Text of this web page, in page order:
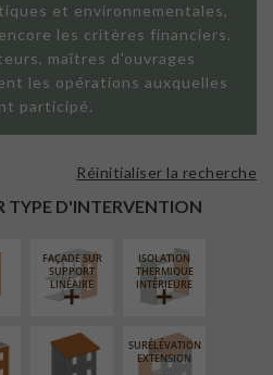
et environnementales,
les critères financiers.
maîtres d'ouvrages
les opérations auxquelles
participé.
TYPE D'INTERVENTION
Réinitialiser la recherche
FAÇADE SUR
SUPPORT
LINÉAIRE
ISOLATION
THERMIQUE
INTÉRIEURE
RÉFECTION DES
TOITURES
SURÉLÉVATION
EXTENSION